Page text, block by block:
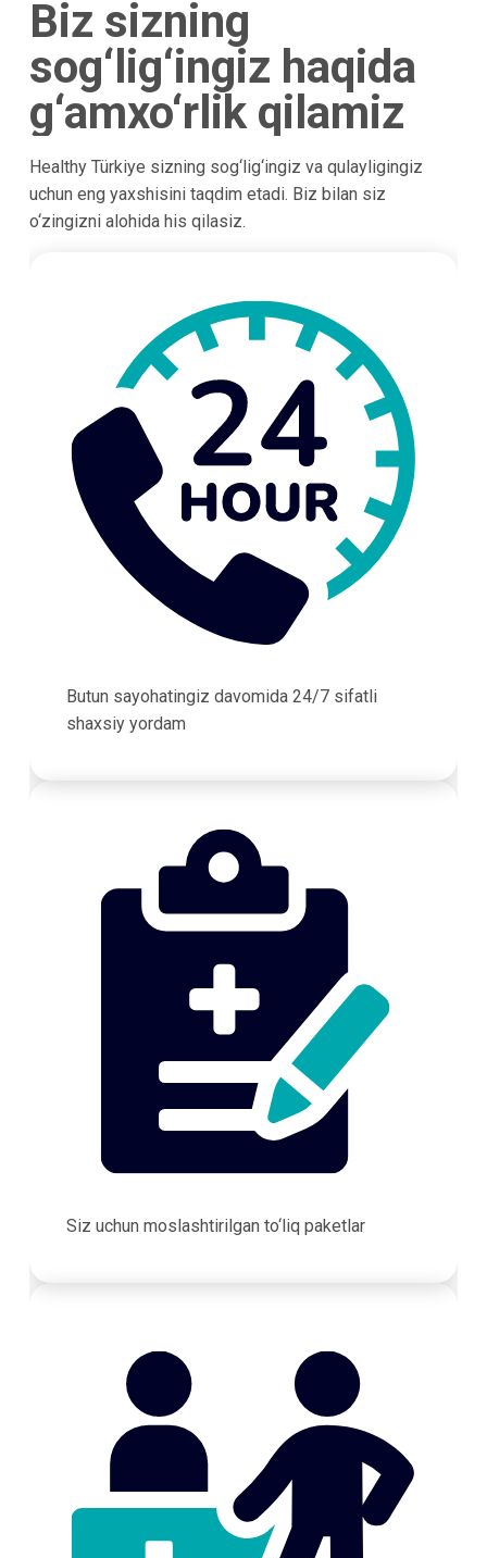
Biz sizning
sog‘lig‘ingiz haqida
g‘amxo‘rlik qilamiz
Healthy Türkiye sizning sog‘lig‘ingiz va qulayligingiz
uchun eng yaxshisini taqdim etadi. Biz bilan siz
o‘zingizni alohida his qilasiz.
Butun sayohatingiz davomida 24/7 sifatli
shaxsiy yordam
Siz uchun moslashtirilgan to‘liq paketlar